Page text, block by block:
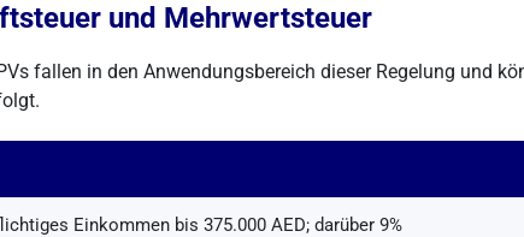
und Mehrwertsteuer
fallen in den Anwendungsbereich dieser Regelung und
Einkommen bis 375.000 AED; darüber 9%